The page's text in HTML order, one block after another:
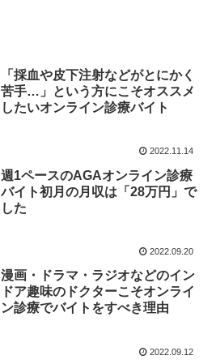
「採血や皮下注射などがとにかく
苦手…」という方にこそオススメ
したいオンライン診療バイト
2022.11.14
週1ペースのAGAオンライン診療
バイト初月の月収は「28万円」で
した
2022.09.20
漫画・ドラマ・ラジオなどのイン
ドア趣味のドクターこそオンライ
ン診療でバイトをすべき理由
2022.09.12